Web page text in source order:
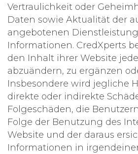
Vertraulichkeit oder
Daten sowie Aktualität der
angebotenen
Informationen. CredXperts
den Inhalt ihrer Website
abzuändern, zu ergänzen
Insbesondere wird jegliche
direkte oder indirekte
Folgeschäden, die
Folge der Benutzung des
Website und der daraus
Informationen in